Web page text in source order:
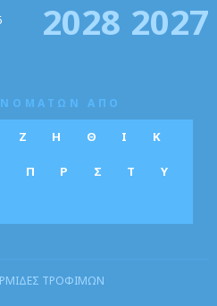
2027
2028
ΑΠΟ
Ζ Η Θ Ι Κ
Π Ρ Σ Τ Υ
ΤΡΟΦΙΜΩΝ